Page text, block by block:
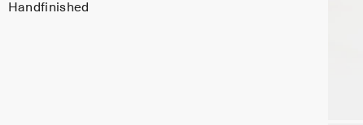
Handfinished